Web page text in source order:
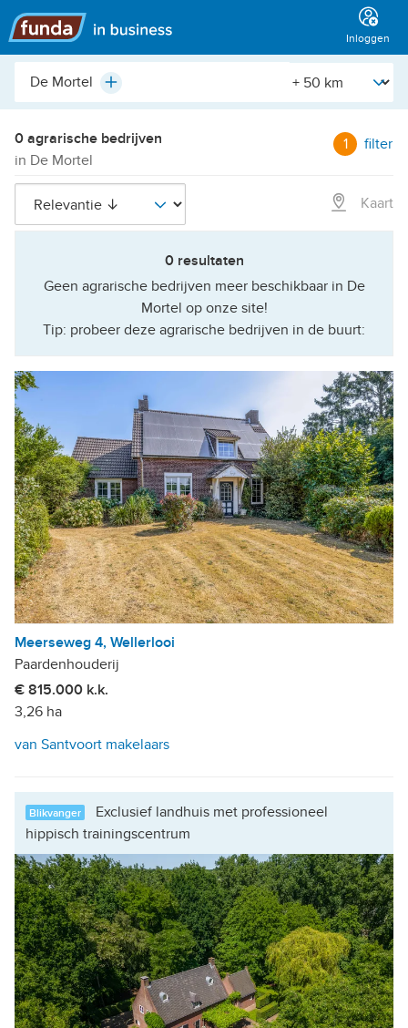
Hoofdmenu
Inloggen
Plaats,
etc.
Plus [Straal]
0 agrarische bedrijven
in De Mortel
1 filter
Kaart
0 resultaten
Geen agrarische bedrijven meer beschikbaar in De
Mortel op onze site!
Tip: probeer deze agrarische bedrijven in de buurt:
Meerseweg 4, Wellerlooi
Paardenhouderij
€ 815.000 k.k.
3,26 ha
van Santvoort makelaars
Blikvanger
Exclusief landhuis met professioneel
hippisch trainingscentrum